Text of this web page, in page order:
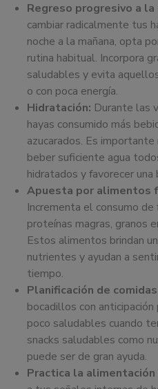
Regreso progresivo a la
cambiar radicalmente tus
noche a la mañana, opta
rutina habitual. Incorpora
saludables y evita
o con poca energía.
Hidratación: Durante las
hayas consumido más
azucarados. Es
beber suficiente agua
hidratados y favorecer una
Apuesta por alimentos
Incrementa el consumo
proteínas magras, granos
Estos alimentos brindan
nutrientes y ayudan a
tiempo.
Planificación de
bocadillos con
poco saludables cuando
snacks saludables como
puede ser de gran ayuda.
Practica la